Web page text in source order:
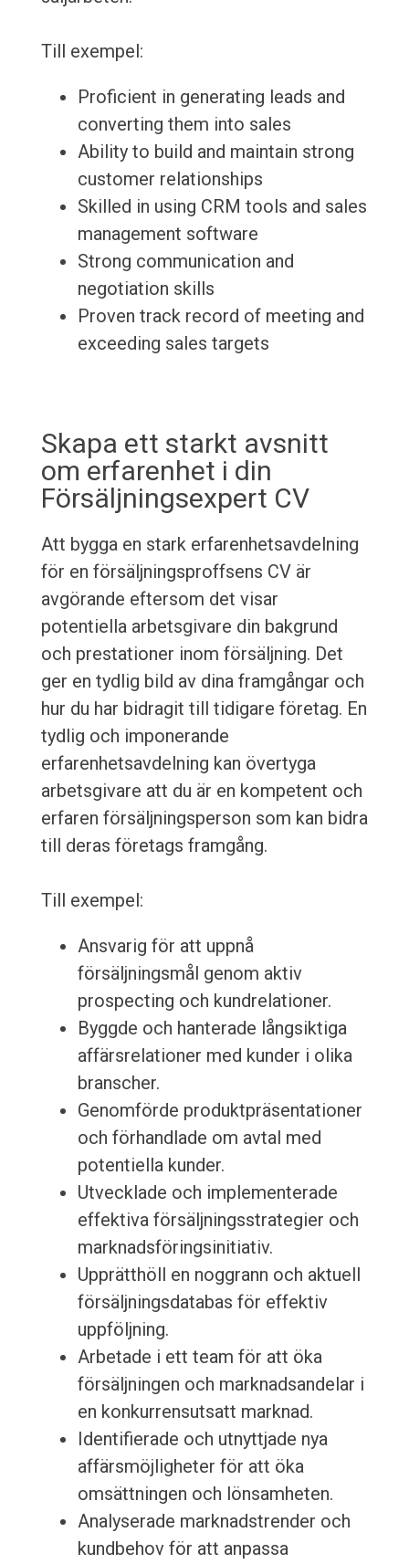
Till exempel:
Proficient in generating leads and
converting them into sales
Ability to build and maintain strong
customer relationships
Skilled in using CRM tools and sales
management software
Strong communication and
negotiation skills
Proven track record of meeting and
exceeding sales targets
Skapa ett starkt avsnitt
om erfarenhet i din
Försäljningsexpert CV
Att bygga en stark erfarenhetsavdelning
för en försäljningsproffsens CV är
avgörande eftersom det visar
potentiella arbetsgivare din bakgrund
och prestationer inom försäljning. Det
ger en tydlig bild av dina framgångar och
hur du har bidragit till tidigare företag. En
tydlig och imponerande
erfarenhetsavdelning kan övertyga
arbetsgivare att du är en kompetent och
erfaren försäljningsperson som kan bidra
till deras företags framgång.
Till exempel:
Ansvarig för att uppnå
försäljningsmål genom aktiv
prospecting och kundrelationer.
Byggde och hanterade långsiktiga
affärsrelationer med kunder i olika
branscher.
Genomförde produktpräsentationer
och förhandlade om avtal med
potentiella kunder.
Utvecklade och implementerade
effektiva försäljningsstrategier och
marknadsföringsinitiativ.
Upprätthöll en noggrann och aktuell
försäljningsdatabas för effektiv
uppföljning.
Arbetade i ett team för att öka
försäljningen och marknadsandelar i
en konkurrensutsatt marknad.
Identifierade och utnyttjade nya
affärsmöjligheter för att öka
omsättningen och lönsamheten.
Analyserade marknadstrender och
kundbehov för att anpassa